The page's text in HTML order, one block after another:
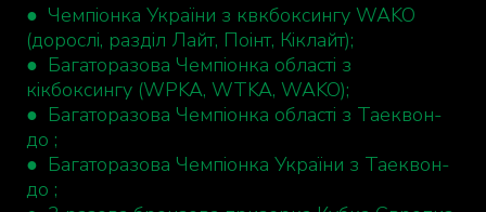
● Чемпіонка України з квкбоксингу WAKO
(дорослі, разділ Лайт, Поінт, Кіклайт);
● Багаторазова Чемпіонка області з
кікбоксингу (WPKA, WTKA, WAKO);
● Багаторазова Чемпіонка області з Таеквон-
до ;
● Багаторазова Чемпіонка України з Таеквон-
до ;